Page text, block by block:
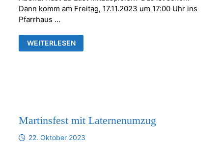
Dann komm am Freitag, 17.11.2023 um 17:00 Uhr ins
Pfarrhaus …
ERSTE
KRIPPENSPIELPROBE
WEITERLESEN
Martinsfest mit Laternenumzug
22. Oktober 2023